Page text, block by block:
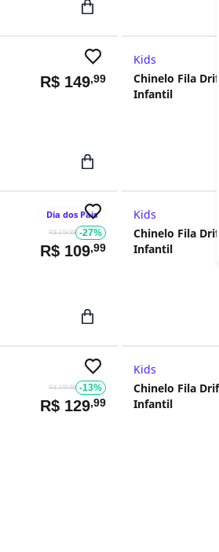
R$ 149,99
Kids
Chinelo Fila
Infantil
Dia dos Pais
R$ 149,99 -27%
R$ 109,99
Kids
Chinelo Fila
Infantil
R$ 149,99 -13%
R$ 129,99
Kids
Chinelo Fila
Infantil